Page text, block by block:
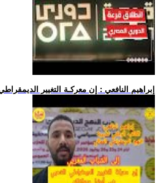
.. إبراهيم النافعي : إن معركـة التغيير